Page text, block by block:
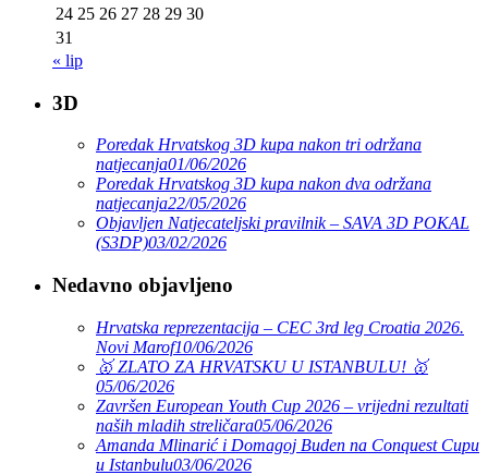
24 25 26 27 28 29 30
31
« lip
3D
Poredak Hrvatskog 3D kupa nakon tri održana
natjecanja01/06/2026
Poredak Hrvatskog 3D kupa nakon dva održana
natjecanja22/05/2026
Objavljen Natjecateljski pravilnik – SAVA 3D POKAL
(S3DP)03/02/2026
Nedavno objavljeno
Hrvatska reprezentacija – CEC 3rd leg Croatia 2026.
Novi Marof10/06/2026
🥇 ZLATO ZA HRVATSKU U ISTANBULU! 🥇
05/06/2026
Završen European Youth Cup 2026 – vrijedni rezultati
naših mladih streličara05/06/2026
Amanda Mlinarić i Domagoj Buden na Conquest Cupu
u Istanbulu03/06/2026